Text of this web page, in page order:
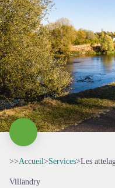
>>Accueil>Services>Les
Villandry